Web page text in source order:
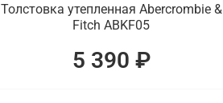
Толстовка утепленная Abercrombie &
Fitch ABKF05
5 390 ₽